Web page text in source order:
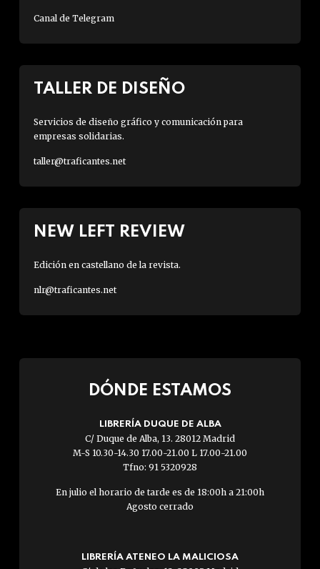
Canal de Telegram
TALLER DE DISEÑO
Servicios de diseño gráfico y comunicación para
empresas solidarias.
taller@traficantes.net
NEW LEFT REVIEW
Edición en castellano de la revista.
nlr@traficantes.net
DÓNDE ESTAMOS
LIBRERÍA DUQUE DE ALBA
C/ Duque de Alba, 13. 28012 Madrid
M-S 10.30-14.30 17.00-21.00 L 17.00-21.00
Tfno: 91 5320928
En julio el horario de tarde es de 18:00h a 21:00h
Agosto cerrado
LIBRERÍA ATENEO LA MALICIOSA